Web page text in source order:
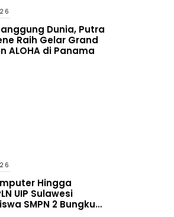
Dunia, Putra
Raih Gelar Grand
ALOHA di Panama
Hingga
UIP Sulawesi
SMPN 2 Bungku